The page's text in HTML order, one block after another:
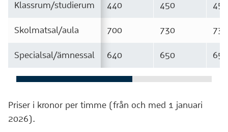
Klassrum/studierum 440 450 450
Skolmatsal/aula 700 730 730
Specialsal/ämnessal 640 650 650
Priser i kronor per timme (från och med 1 januari
2026).